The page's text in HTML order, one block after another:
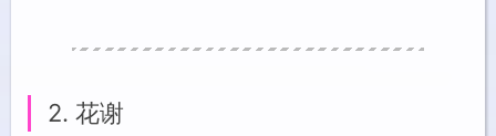
2. 花谢